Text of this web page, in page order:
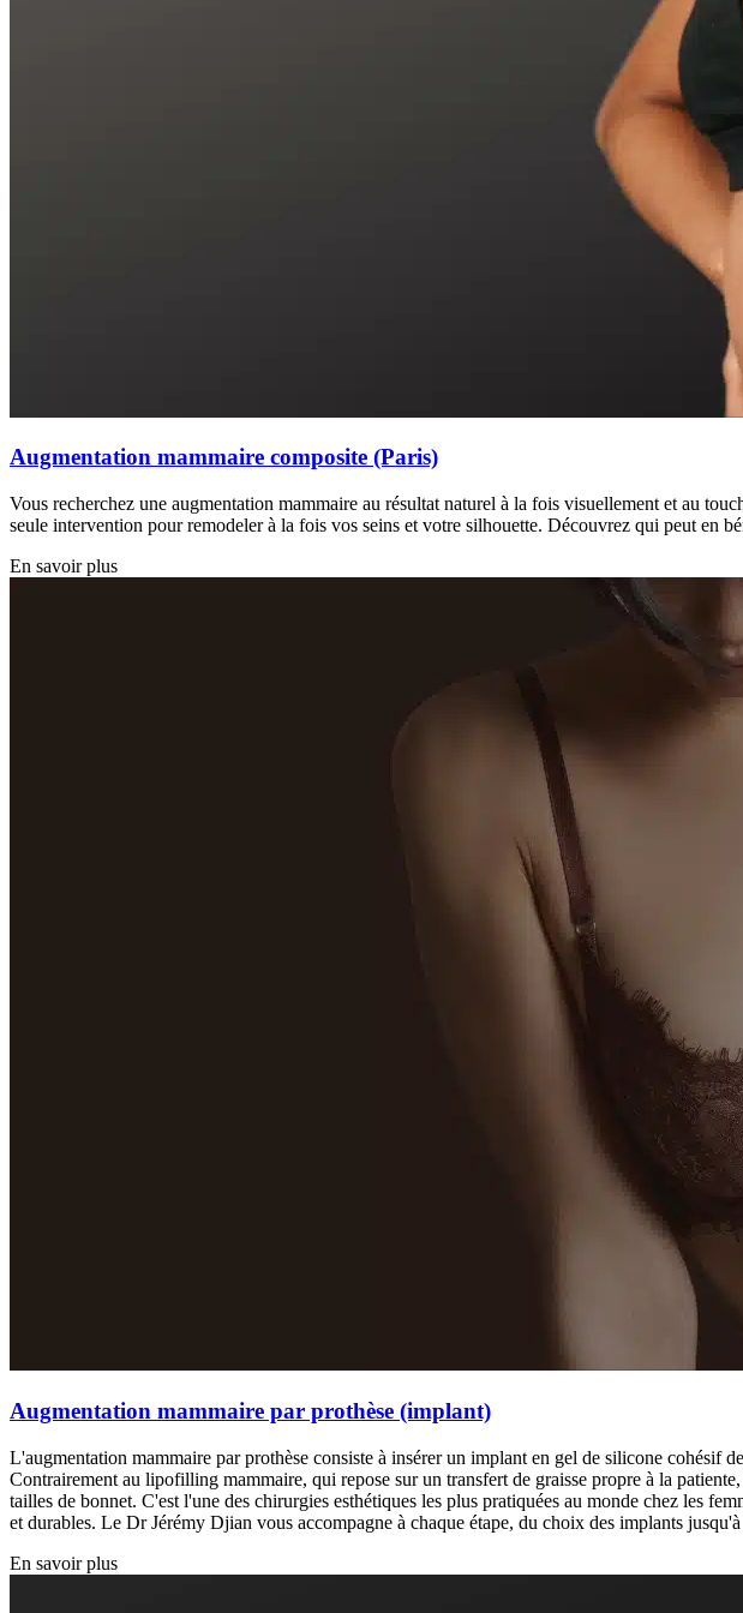
Augmentation mammaire composite (Paris)
Vous recherchez une augmentation mammaire au résultat naturel à la fois visuellement et au
seule intervention pour remodeler à la fois vos seins et votre silhouette. Découvrez qui peut en
En savoir plus
Augmentation mammaire par prothèse (implant)
L'augmentation mammaire par prothèse consiste à insérer un implant en gel de silicone cohésif
Contrairement au lipofilling mammaire, qui repose sur un transfert de graisse propre à la
tailles de bonnet. C'est l'une des chirurgies esthétiques les plus pratiquées au monde chez les
et durables. Le Dr Jérémy Djian vous accompagne à chaque étape, du choix des implants
En savoir plus